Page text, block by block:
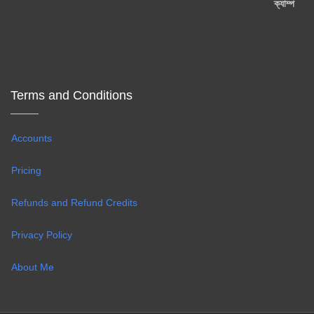
Terms and Conditions
Accounts
Pricing
Refunds and Refund Credits
Privacy Policy
About Me